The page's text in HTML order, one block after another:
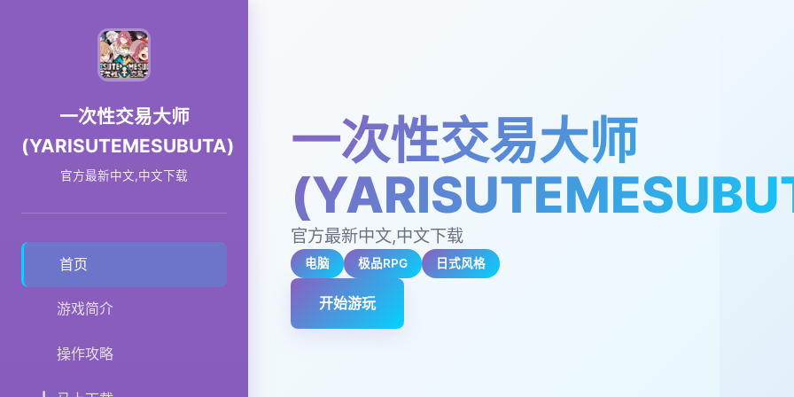
一次性交易大师
(YARISUTEMESUBUTA)
官方最新中文,中文下载
首页
游戏简介
操作攻略
一次性交易大师
官方最新中文,中文下载
电脑 极品RPG 日式风格
开始游玩